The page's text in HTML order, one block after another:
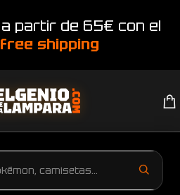
a partir de 65€ con el
free shipping